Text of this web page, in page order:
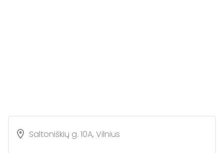
Saltoniškių g. 10A, Vilnius